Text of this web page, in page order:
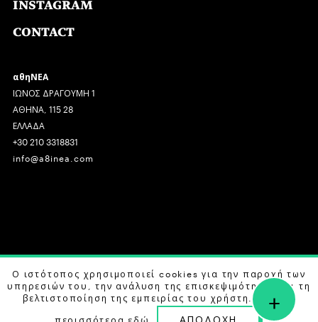
INSTAGRAM
CONTACT
αθηΝΕΑ
ΙΩΝΟΣ ΔΡΑΓΟΥΜΗ 1
ΑΘΗΝΑ, 115 28
ΕΛΛΑΔΑ
+30 210 3318831
info@a8inea.com
COPYRIGHT © 2026 αθηΝΕΑ, ALL RIGHTS RESERVED.
DESIGN BY G DESIGN STUDIO. DEVELOPED BYB LABS
Ο ιστότοπος χρησιμοποιεί cookies για την παροχή των
υπηρεσιών του, την ανάλυση της επισκεψιμότητας και τη
βελτιστοποίηση της εμπειρίας του χρήστη. Μάθετε
περισσότεραεδώ ΑΠΟΔΟΧΗ
+